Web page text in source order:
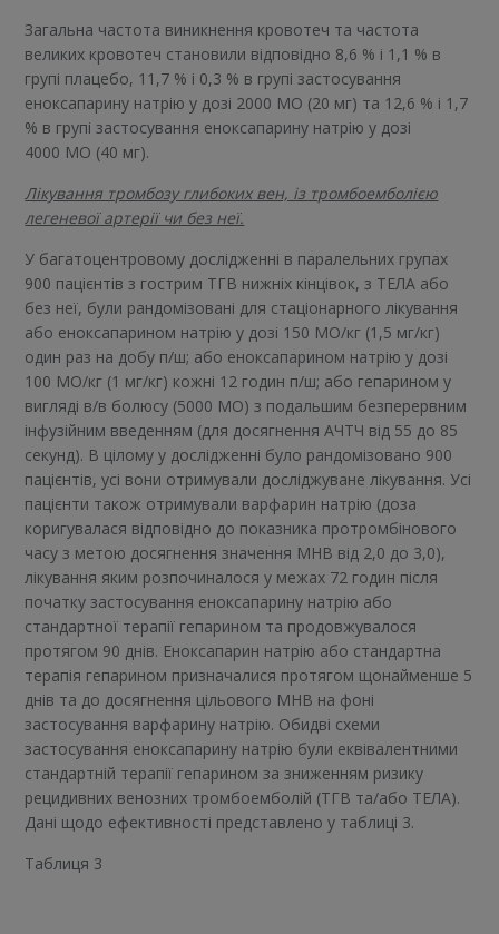
Загальна частота виникнення кровотеч та частота
великих кровотеч становили відповідно 8,6 % і 1,1 % в
групі плацебо, 11,7 % і 0,3 % в групі застосування
еноксапарину натрію у дозі 2000 МО (20 мг) та 12,6 % і 1,7
% в групі застосування еноксапарину натрію у дозі
4000 МО (40 мг).
Лікування тромбозу глибоких вен, із тромбоемболією
легеневої артерії чи без неї.
У багатоцентровому дослідженні в паралельних групах
900 пацієнтів з гострим ТГВ нижніх кінцівок, з ТЕЛА або
без неї, були рандомізовані для стаціонарного лікування
або еноксапарином натрію у дозі 150 МО/кг (1,5 мг/кг)
один раз на добу п/ш; або еноксапарином натрію у дозі
100 МО/кг (1 мг/кг) кожні 12 годин п/ш; або гепарином у
вигляді в/в болюсу (5000 МО) з подальшим безперервним
інфузійним введенням (для досягнення АЧТЧ від 55 до 85
секунд). В цілому у дослідженні було рандомізовано 900
пацієнтів, усі вони отримували досліджуване лікування. Усі
пацієнти також отримували варфарин натрію (доза
коригувалася відповідно до показника протромбінового
часу з метою досягнення значення МНВ від 2,0 до 3,0),
лікування яким розпочиналося у межах 72 годин після
початку застосування еноксапарину натрію або
стандартної терапії гепарином та продовжувалося
протягом 90 днів. Еноксапарин натрію або стандартна
терапія гепарином призначалися протягом щонайменше 5
днів та до досягнення цільового МНВ на фоні
застосування варфарину натрію. Обидві схеми
застосування еноксапарину натрію були еквівалентними
стандартній терапії гепарином за зниженням ризику
рецидивних венозних тромбоемболій (ТГВ та/або ТЕЛА).
Дані щодо ефективності представлено у таблиці 3.
Таблиця 3